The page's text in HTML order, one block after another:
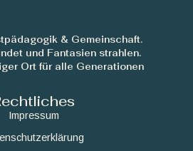
& Gemeinschaft.
und Fantasien strahlen.
Ort für alle Generationen
Impressum